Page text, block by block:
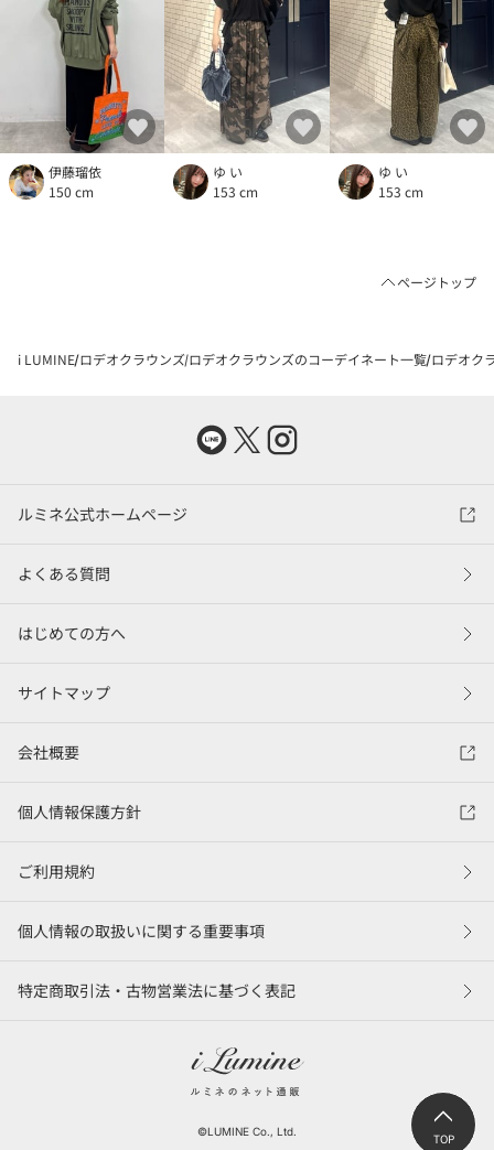
伊藤瑠依
150 cm
ゆ い
153 cm
ゆ い
153 cm
TOP
ページトップ
i LUMINE ロデオクラウンズ ロデオクラウンズのコーデイネート一覧 ロデオク
ルミネ公式ホームページ
よくある質問
はじめての方へ
サイトマップ
会社概要
個人情報保護方針
ご利用規約
個人情報の取扱いに関する重要事項
特定商取引法・古物営業法に基づく表記
©LUMINE Co., Ltd.